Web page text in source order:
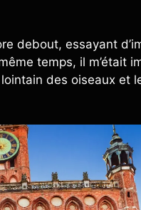
debout, essayant
temps, il m’était
des oiseaux et